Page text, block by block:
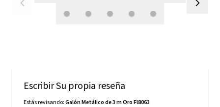
Escribir Su propia reseña
Estás revisando:Galón Metálico de 3 m Oro Fl8063